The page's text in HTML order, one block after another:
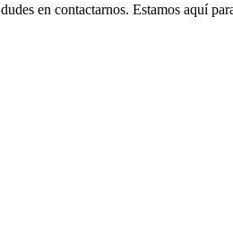
en contactarnos. Estamos aquí